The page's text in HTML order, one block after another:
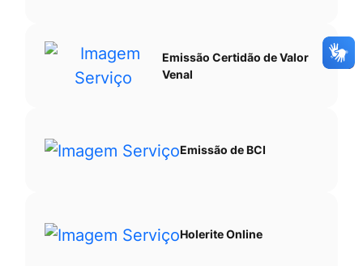
Emissão Certidão de Valor
Venal
Emissão de BCI
Holerite Online